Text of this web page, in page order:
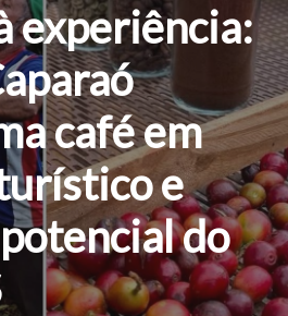
experiência:
café em
e
do